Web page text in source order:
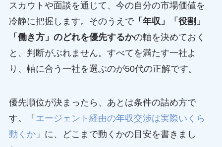
スカウトや面談を通じて、今の自分の市場価値を
冷静に把握します。そのうえで「年収」「役割」
「働き方」のどれを優先するかの軸を決めておく
と、判断がぶれません。すべてを満たす一社よ
り、軸に合う一社を選ぶのが50代の正解です。
優先順位が決まったら、あとは条件の詰め方で
す。「 エージェント経由の年収交渉は実際いくら
動くか」に、どこまで動くかの目安を書きまし